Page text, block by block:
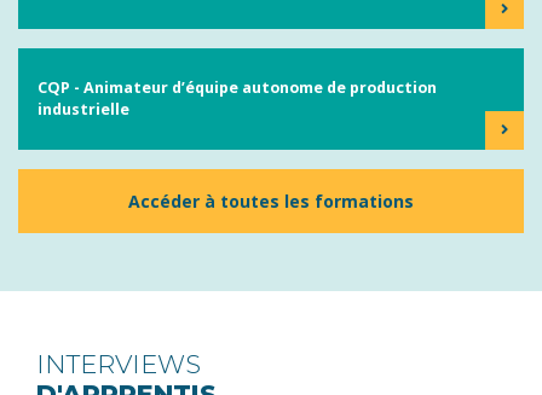
CQP - Animateur d’équipe autonome de production
industrielle
Accéder à toutes les formations
INTERVIEWS